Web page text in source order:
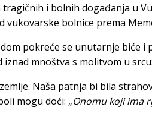
i bolnih događanja u
vukovarske bolnice prema
pokreće se unutarnje biće
mnoštva s molitvom u srcu:
Naša patnja bi bila
mogu doći: „Onomu koji ima